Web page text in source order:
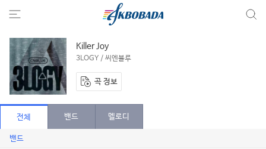
Killer Joy
3LOGY / 씨엔블루
곡 정보
전체 밴드 멜로디
밴드